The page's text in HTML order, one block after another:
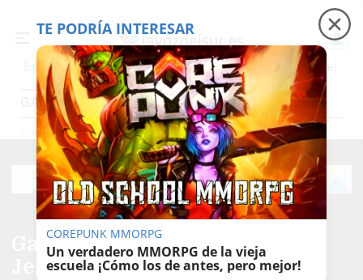
Es noticia Precio luz Padre Coraje Fábrica de botellas
GALERÍAS FOTOGRÁFICAS
Galerías Fotográficas
Galería de fotos | El centro de
Jerez lleno en su 'Tardebuena'
TE PODRÍA INTERESAR
COREPUNK MMORPG
Un verdadero MMORPG de la vieja
escuela ¡Cómo los de antes, pero mejor!